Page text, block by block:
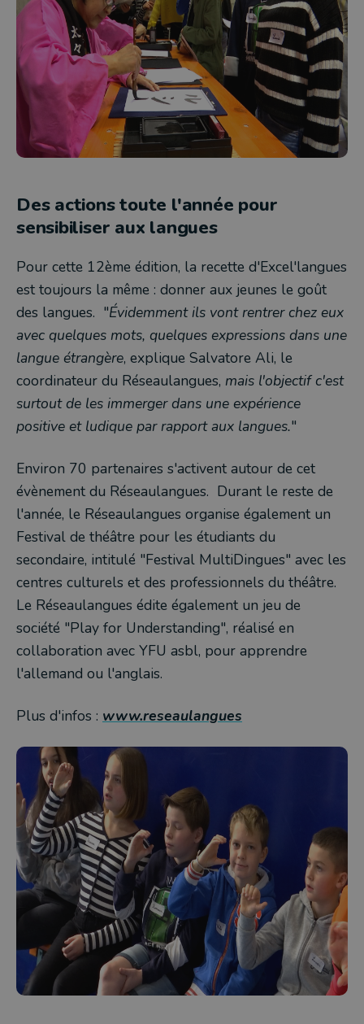
Des actions toute l'année pour
sensibiliser aux langues
Pour cette 12ème édition, la recette d'Excel'langues
est toujours la même : donner aux jeunes le goût
des langues. "Évidemment ils vont rentrer chez eux
avec quelques mots, quelques expressions dans une
langue étrangère, explique Salvatore Ali, le
coordinateur du Réseaulangues, mais l'objectif c'est
surtout de les immerger dans une expérience
positive et ludique par rapport aux langues."
Environ 70 partenaires s'activent autour de cet
évènement du Réseaulangues. Durant le reste de
l'année, le Réseaulangues organise également un
Festival de théâtre pour les étudiants du
secondaire, intitulé "Festival MultiDingues" avec les
centres culturels et des professionnels du théâtre.
Le Réseaulangues édite également un jeu de
société "Play for Understanding", réalisé en
collaboration avec YFU asbl, pour apprendre
l'allemand ou l'anglais.
Plus d'infos : www.reseaulangues